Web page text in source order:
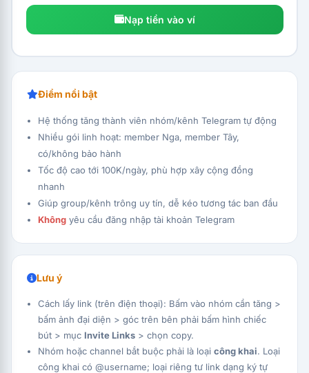
Nạp tiền vào ví
Điểm nổi bật
Hệ thống tăng thành viên nhóm/kênh Telegram tự động
Nhiều gói linh hoạt: member Nga, member Tây,
có/không bảo hành
Tốc độ cao tới 100K/ngày, phù hợp xây cộng đồng
nhanh
Giúp group/kênh trông uy tín, dễ kéo tương tác ban đầu
Không yêu cầu đăng nhập tài khoản Telegram
Lưu ý
Cách lấy link (trên điện thoại): Bấm vào nhóm cần tăng >
bấm ảnh đại diện > góc trên bên phải bấm hình chiếc
bút > mục Invite Links > chọn copy.
Nhóm hoặc channel bắt buộc phải là loại công khai. Loại
công khai có @username; loại riêng tư link dạng ký tự